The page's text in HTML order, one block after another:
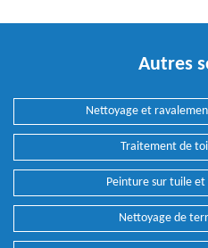
Autres
Nettoyage et
Traitement de
Peinture sur tuile
Nettoyage de